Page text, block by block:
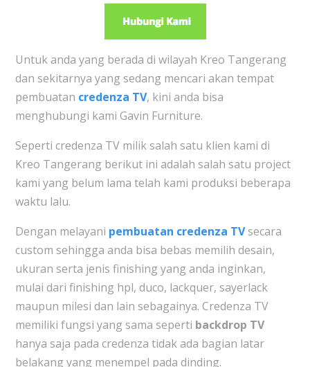
Untuk anda yang berada di wilayah Kreo Tangerang
dan sekitarnya yang sedang mencari akan tempat
pembuatan credenza TV, kini anda bisa
menghubungi kami Gavin Furniture.
Seperti credenza TV milik salah satu klien kami di
Kreo Tangerang berikut ini adalah salah satu project
kami yang belum lama telah kami produksi beberapa
waktu lalu.
Dengan melayani pembuatan credenza TVsecara
custom sehingga anda bisa bebas memilih desain,
ukuran serta jenis finishing yang anda inginkan,
mulai dari finishing hpl, duco, lackquer, sayerlack
maupun milesi dan lain sebagainya. Credenza TV
memiliki fungsi yang sama seperti backdrop TV
hanya saja pada credenza tidak ada bagian latar
belakang yang menempel pada dinding.